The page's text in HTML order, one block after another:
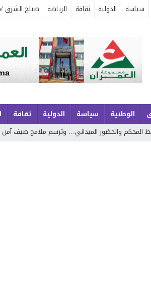
سياسة الدولية ثقافة الرياضة صباح الشرق TV
الوطنية سياسة الدولية ثقافة
الميداني… وترسم ملامح صيف آمن